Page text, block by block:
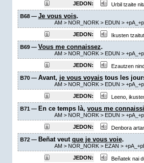
JEDON:
Urbil tzaite
B68 — Je vous vois.
AM> NOR_NORK > EDUN >
JEDON:
Ikusten tzaitut.
B69 — Vous me connaissez.
AM> NOR_NORK > EDUN >
JEDON:
Ezautzen
B70 — Avant, je vous voyaistous les
AM> NOR_NORK > EDUN >
JEDON:
Leeno,
B71 — En ce temps là, vous me
AM> NOR_NORK > EDUN >
JEDON:
Denbora
B72 — Beñat veut que je vous voie.
AM> NOR_NORK > EZAN >
JEDON:
Beñatek nai